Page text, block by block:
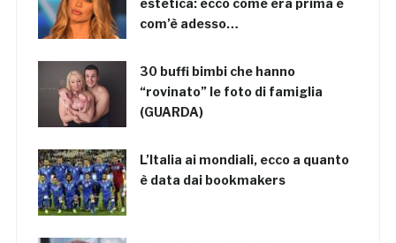
estetica: ecco come era prima e
com’è adesso…
30 buffi bimbi che hanno
“rovinato” le foto di famiglia
(GUARDA)
L’Italia ai mondiali, ecco a quanto
è data dai bookmakers